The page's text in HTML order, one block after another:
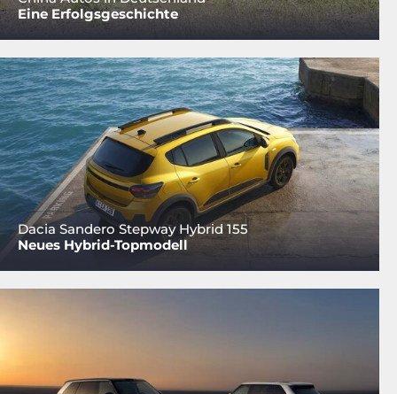
Eine Erfolgsgeschichte
Dacia Sandero Stepway Hybrid 155
Neues Hybrid-Topmodell